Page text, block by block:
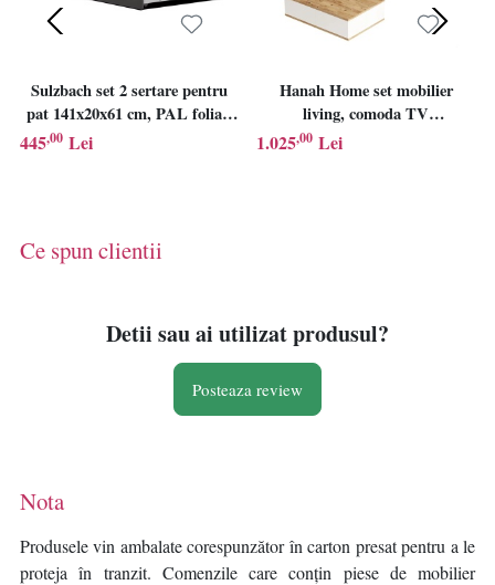
Sulzbach set 2 sertare pentru
pat 141x20x61 cm, PAL foliat,
antracit - Verificat A · Re-
445,00 Lei
Hanah Home set mobilier
living, comoda TV
180x44.6x44.5 cm + masuta
1.025,00 Lei
Ce spun clientii
Detii sau ai utilizat produsul?
Posteaza review
Nota
Produsele vin ambalate corespunzător în carton presat pentru a le
proteja în tranzit. Comenzile care conțin piese de mobilier